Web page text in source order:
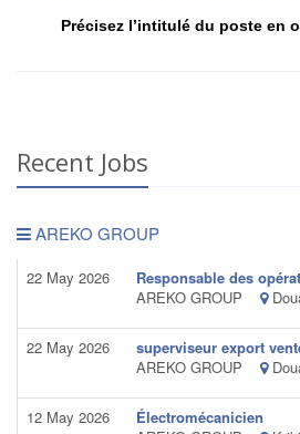
Précisez l’intitulé du poste en
Recent Jobs
AREKO GROUP
22 May 2026
Responsable des
AREKO GROUP
22 May 2026
superviseur export
AREKO GROUP
12 May 2026
Électromécanicien